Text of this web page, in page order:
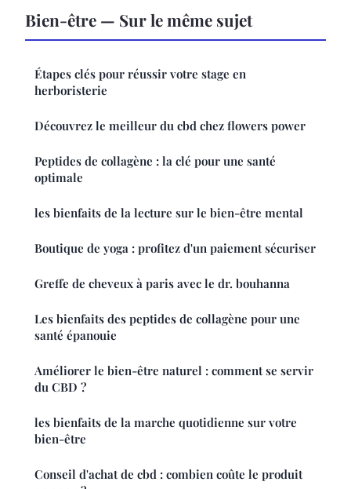
Bien-être — Sur le même sujet
Étapes clés pour réussir votre stage en
herboristerie
Découvrez le meilleur du cbd chez flowers power
Peptides de collagène : la clé pour une santé
optimale
les bienfaits de la lecture sur le bien-être mental
Boutique de yoga : profitez d'un paiement sécuriser
Greffe de cheveux à paris avec le dr. bouhanna
Les bienfaits des peptides de collagène pour une
santé épanouie
Améliorer le bien-être naturel : comment se servir
du CBD ?
les bienfaits de la marche quotidienne sur votre
bien-être
Conseil d'achat de cbd : combien coûte le produit